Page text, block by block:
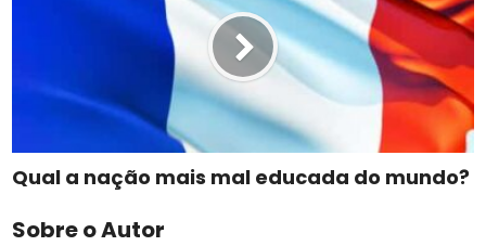
Qual a nação mais mal educada do mundo?
Sobre o Autor